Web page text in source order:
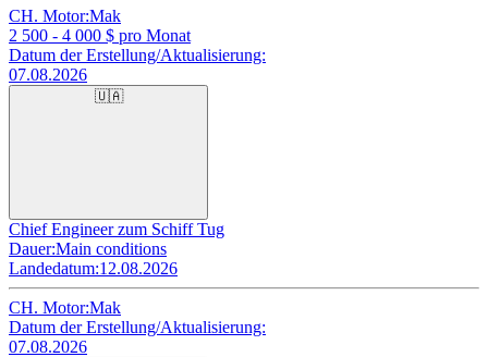
CH. Motor:Mak
2 500 - 4 000 $ pro Monat
Datum der Erstellung/Aktualisierung:
07.08.2026
🇺🇦
Chief Engineer zum Schiff Tug
Dauer:Main conditions
Landedatum:12.08.2026
CH. Motor:Mak
Datum der Erstellung/Aktualisierung:
07.08.2026